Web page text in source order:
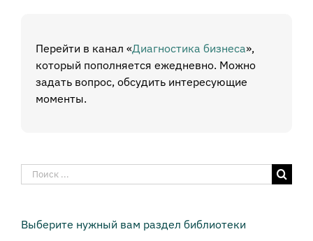
Перейти в канал «Диагностика бизнеса»,
который пополняется ежедневно. Можно
задать вопрос, обсудить интересующие
моменты.
Результат
поиска:
Выберите нужный вам раздел библиотеки